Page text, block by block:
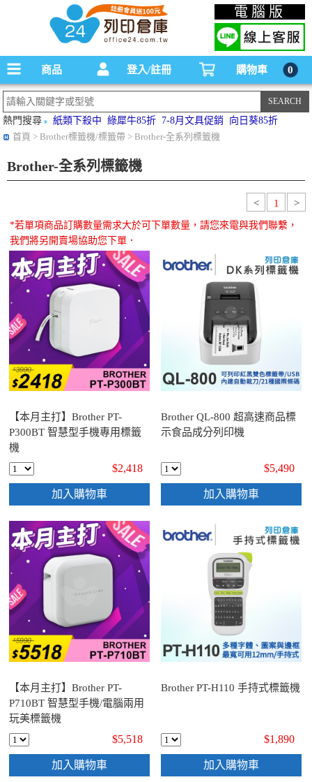
碳粉匣，墨水匣,原廠碳粉匣，副廠碳粉匣，環保碳粉匣,連續供墨印表機-office24列印
倉庫線上購物手機版
電腦版
商品 登入/註冊 購物車 0
熱門搜尋 紙類下殺中 綠犀牛85折 7-8月文具促銷
向日葵85折
首頁 > Brother標籤機/標籤帶 > Brother-全系列標籤機
Brother-全系列標籤機
< 1 >
*若單項商品訂購數量需求大於可下單數量，請您來電與我們聯繫，
我們將另開賣場協助您下單．
【本月主打】Brother PT-
P300BT 智慧型手機專用標籤
機
$2,418
加入購物車
Brother QL-800 超高速商品標
示食品成分列印機
$5,490
加入購物車
【本月主打】Brother PT-
P710BT 智慧型手機/電腦兩用
玩美標籤機
$5,518
加入購物車
Brother PT-H110 手持式標籤機
$1,890
加入購物車